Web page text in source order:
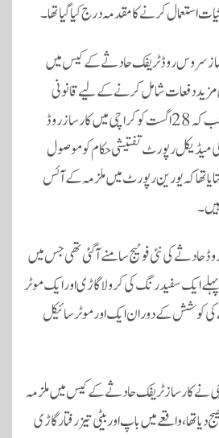
استعمال کرنے کا مقدمہ درج کیا گیا تھا۔
سروس روڈ ٹریفک حادثے کے کیس میں
دفعات شامل کرنے کے لیے قانونی
مشاروت شروع کردی تھی جب کہ 28 اگست کو کراچی میں کارساز روڈ
میڈیکل رپورٹ تفتیشی حکام کو موصول
تھا کہ یورین رپورٹ میں ملزمہ کے آئس
حادثے کی نئی فوٹیج سامنے آگئی تھی جس میں
پہلے ایک سفید رنگ کی کرولا گاڑی اور ایک موٹر
کی کوشش کے دوران ایک اور موٹر سائیکل
نے کار ساز ٹریفک حادثے کے کیس میں ملزمہ
دیا تھا، واقعے میں باپ اور بیٹی تیز رفتار گاڑی